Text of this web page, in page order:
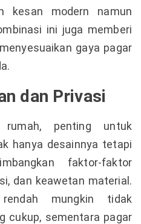
kesan modern namun
ini juga memberi
gaya pagar
dan Privasi
penting untuk
hanya desainnya tetapi
faktor-faktor
dan keawetan material.
mungkin tidak
cukup, sementara pagar